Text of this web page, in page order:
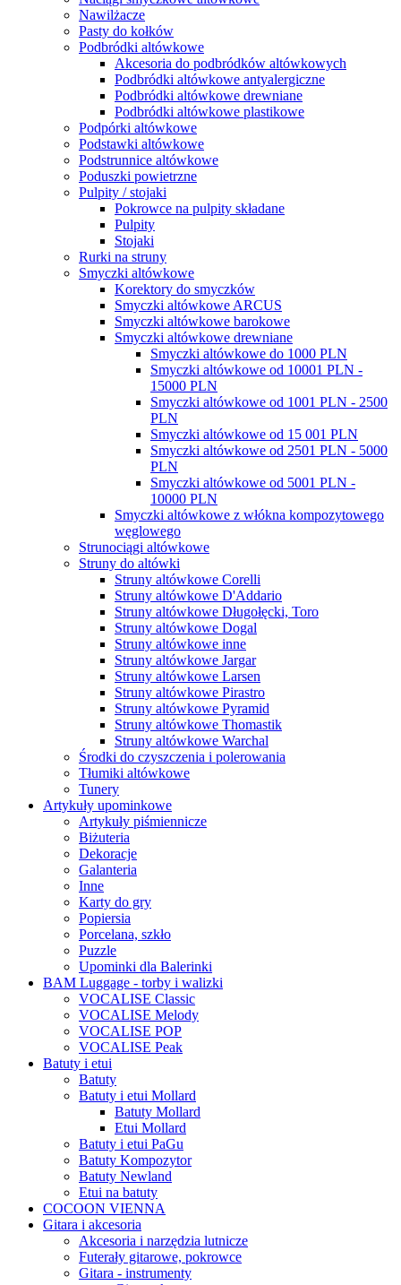
Nawilżacze
Pasty do kołków
Podbródki altówkowe
Akcesoria do podbródków altówkowych
Podbródki altówkowe antyalergiczne
Podbródki altówkowe drewniane
Podbródki altówkowe plastikowe
Podpórki altówkowe
Podstawki altówkowe
Podstrunnice altówkowe
Poduszki powietrzne
Pulpity / stojaki
Pokrowce na pulpity składane
Pulpity
Stojaki
Rurki na struny
Smyczki altówkowe
Korektory do smyczków
Smyczki altówkowe ARCUS
Smyczki altówkowe barokowe
Smyczki altówkowe drewniane
Smyczki altówkowe do 1000 PLN
Smyczki altówkowe od 10001 PLN -
15000 PLN
Smyczki altówkowe od 1001 PLN - 2500
PLN
Smyczki altówkowe od 15 001 PLN
Smyczki altówkowe od 2501 PLN - 5000
PLN
Smyczki altówkowe od 5001 PLN -
10000 PLN
Smyczki altówkowe z włókna kompozytowego
węglowego
Strunociągi altówkowe
Struny do altówki
Struny altówkowe Corelli
Struny altówkowe D'Addario
Struny altówkowe Długołęcki, Toro
Struny altówkowe Dogal
Struny altówkowe inne
Struny altówkowe Jargar
Struny altówkowe Larsen
Struny altówkowe Pirastro
Struny altówkowe Pyramid
Struny altówkowe Thomastik
Struny altówkowe Warchal
Środki do czyszczenia i polerowania
Tłumiki altówkowe
Tunery
Artykuły upominkowe
Artykuły piśmiennicze
Biżuteria
Dekoracje
Galanteria
Inne
Karty do gry
Popiersia
Porcelana, szkło
Puzzle
Upominki dla Balerinki
BAM Luggage - torby i walizki
VOCALISE Classic
VOCALISE Melody
VOCALISE POP
VOCALISE Peak
Batuty i etui
Batuty
Batuty i etui Mollard
Batuty Mollard
Etui Mollard
Batuty i etui PaGu
Batuty Kompozytor
Batuty Newland
Etui na batuty
COCOON VIENNA
Gitara i akcesoria
Akcesoria i narzędzia lutnicze
Futerały gitarowe, pokrowce
Gitara - instrumenty